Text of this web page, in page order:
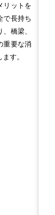
リットを
で長持ち
橋梁、
重要な消
す。